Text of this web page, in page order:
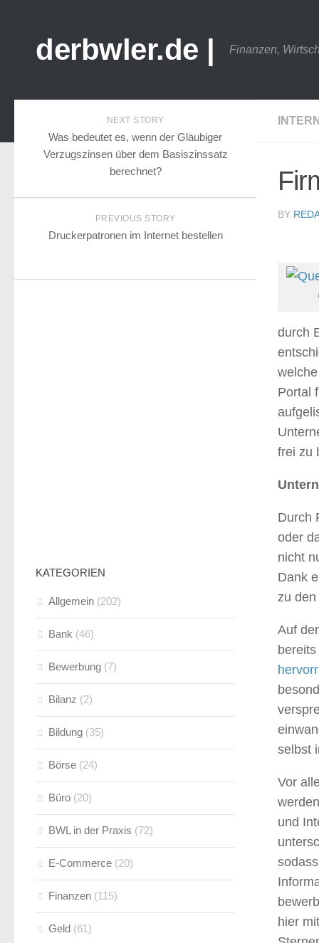
derbwler.de | Finanzen,
BY
durch
Portal
frei zu
Durch
oder
nicht
Dank
zu
Auf
selbst
Vor
und
hier
NEXT STORY
Was bedeutet es, wenn der Gläubiger
Verzugszinsen über dem Basiszinssatz
berechnet?
PREVIOUS STORY
Druckerpatronen im Internet bestellen
KATEGORIEN
Allgemein (202)
Bank (46)
Bewerbung (7)
Bilanz (2)
Bildung (35)
Börse (24)
Büro (20)
BWL in der Praxis (72)
E-Commerce (20)
Finanzen (115)
Geld (61)